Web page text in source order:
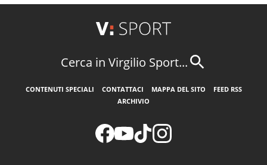
Cerca in Virgilio Sport...
CONTENUTI SPECIALI CONTATTACI MAPPA DEL SITO
FEED RSS
ARCHIVIO